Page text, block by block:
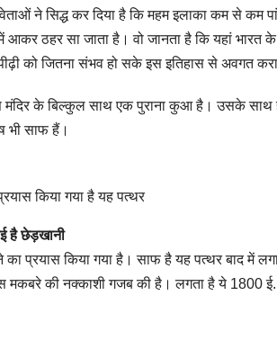
ने सिद्ध कर दिया है कि महम इलाका कम से
में आकर ठहर सा जाता है। वो जानता है कि यहां
को जितना संभव हो सके इस इतिहास से अवगत
मंदिर के बिल्कुल साथ एक पुराना कुआ है। उसके
भी साफ हैं।
किया गया है यह पत्थर
है छेड़खानी
प्रयास किया गया है। साफ है यह पत्थर बाद में
मकबरे की नक्काशी गजब की है। लगता है ये 1800